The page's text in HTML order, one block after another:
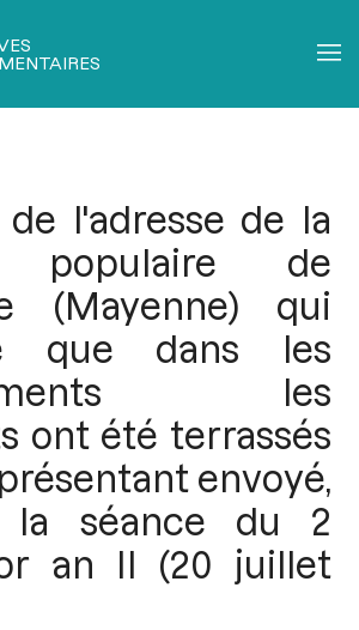
de l'adresse de la
populaire de
(Mayenne) qui
que dans les
les
ont été terrassés
envoyé,
la séance du 2
an II (20 juillet